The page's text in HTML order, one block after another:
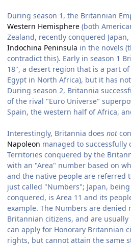
During season 1, the Britannian
Western Hemisphere (both
Zealand, recently conquered
Indochina Peninsula in the novels
contradict this). Early in season 1
18", a desert region that is a part
Egypt in North Africa), but it has
During season 2, Britannia
of the rival "Euro Universe"
Spain, the western half of Africa,
Interestingly, Britannia does not
Napoleon managed to successfully
Territories conquered by the
with an "Area" number based on
and the native people are referred
just called "Numbers"; Japan,
conquered, is Area 11 and its
example. The Numbers are denied
Britannian citizens, and are
can apply for Honorary Britannian
rights, but cannot attain the same